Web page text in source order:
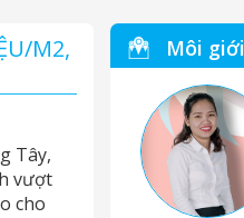
M2,
Tây,
vượt
cho
Môi